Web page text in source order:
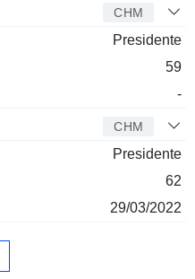
CHM
Presidente
59
-
CHM
Presidente
62
29/03/2022